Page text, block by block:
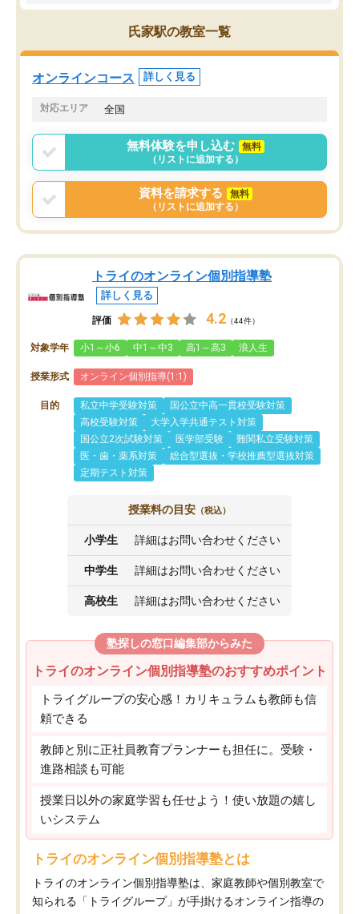
講師の方との距離も近く、親身なコー
チングのおかげで、停滞期もモチベー
ションを維持できました。「やらされ
る勉強」から「目標のための勉強」へ
意識が変わったことが、目標校への合
身につきました。結果と
た。自分から学ぶ姿勢を
氏家駅の教室一覧
オンラインコース 詳しく見る
対応エリア 全国
無料体験を申し込む
無料
（リストに追加する）
資料を請求する
無料
（リストに追加する）
トライのオンライン個別指導塾
詳しく見る
評価 4.2 （44件）
対象学年 小1～小6 中1～中3 高1～高3 浪人生
授業形式 オンライン個別指導(1:1)
目的 私立中学受験対策
国公立中高一貫校受験対策
高校受験対策
大学入学共通テスト対策
国公立2次試験対策
医学部受験
難関私立受験対策
医・歯・薬系対策
総合型選抜・学校推薦型選抜対策
定期テスト対策
授業料の目安 （税込）
小学生 詳細はお問い合わせください
中学生 詳細はお問い合わせください
高校生 詳細はお問い合わせください
塾探しの窓口編集部からみた
トライのオンライン個別指導塾のおすすめポイント
トライグループの安心感！カリキュラムも教師も信
頼できる
教師と別に正社員教育プランナーも担任に。受験・
進路相談も可能
授業日以外の家庭学習も任せよう！使い放題の嬉し
いシステム
トライのオンライン個別指導塾とは
トライのオンライン個別指導塾は、家庭教師や個別教室で
知られる「トライグループ」が手掛けるオンライン指導の